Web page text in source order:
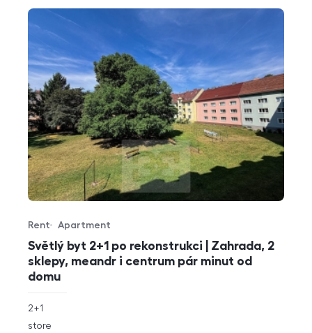
Světlý byt 2+1 po rekonstrukci | Zahrada, 2
sklepy, meandr i centrum pár minut od
domu
Offer type
Rent
Property type
Apartment
rozměry
disposition
2+1
funkce
store